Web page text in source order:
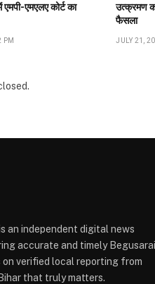
एमएलए कोर्ट का
PM
उत्क्रमण का
फैसला
JULY 21,
an independent digital news
accurate and timely Begusarai
on verified local reporting from
that truly matters.